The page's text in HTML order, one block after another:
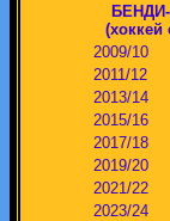
БЕНДИ-
2009/10
2011/12
2013/14
2015/16
2017/18
2019/20
2021/22
2023/24